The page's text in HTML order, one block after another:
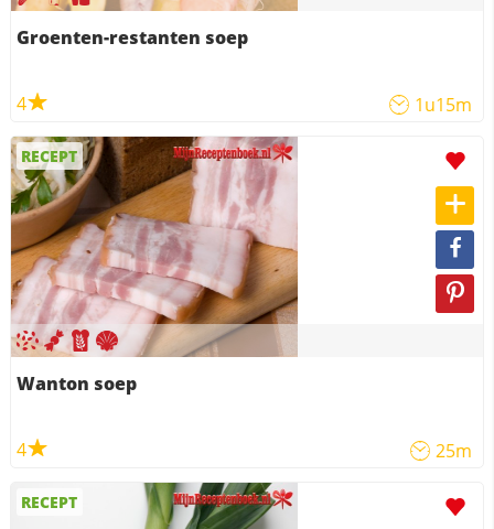
Groenten-restanten soep
4 1u15m
RECEPT
Wanton soep
4 25m
RECEPT